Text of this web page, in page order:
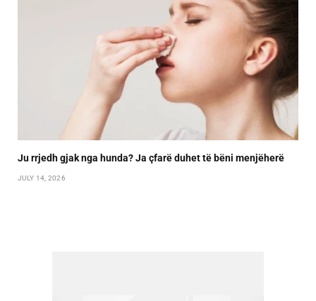
Ju rrjedh gjak nga hunda? Ja çfarë duhet të bëni menjëherë
JULY 14, 2026